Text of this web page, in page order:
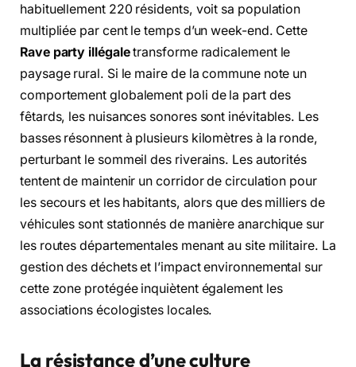
habituellement 220 résidents, voit sa population
multipliée par cent le temps d’un week-end. Cette
Rave party illégaletransforme radicalement le
paysage rural. Si le maire de la commune note un
comportement globalement poli de la part des
fêtards, les nuisances sonores sont inévitables. Les
basses résonnent à plusieurs kilomètres à la ronde,
perturbant le sommeil des riverains. Les autorités
tentent de maintenir un corridor de circulation pour
les secours et les habitants, alors que des milliers de
véhicules sont stationnés de manière anarchique sur
les routes départementales menant au site militaire. La
gestion des déchets et l’impact environnemental sur
cette zone protégée inquiètent également les
associations écologistes locales.
La résistance d’une culture